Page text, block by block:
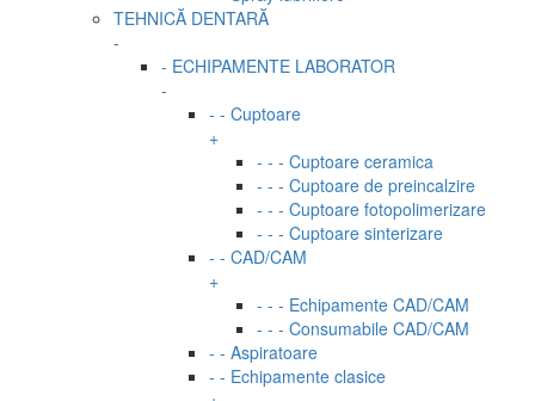
TEHNICĂ DENTARĂ
-
- ECHIPAMENTE LABORATOR
-
- - Cuptoare
+
- - - Cuptoare ceramica
- - - Cuptoare de preincalzire
- - - Cuptoare fotopolimerizare
- - - Cuptoare sinterizare
- - CAD/CAM
+
- - - Echipamente CAD/CAM
- - - Consumabile CAD/CAM
- - Aspiratoare
- - Echipamente clasice